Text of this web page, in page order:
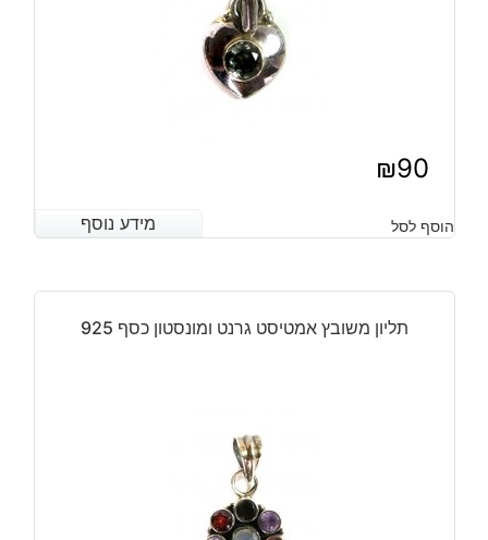
₪90
מידע נוסף הוסף לסל מידע נוסף
תליון משובץ אמטיסט גרנט ומונסטון כסף 925